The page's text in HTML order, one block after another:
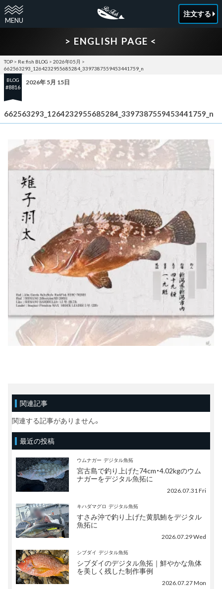
注文する
> ENGLISH PAGE <
TOP > Re:fish BLOG > 2026年05月 >
662563293_1264232955685284_3397387559453441759_n
BLOG
#8816
2026年 5月 15日
662563293_1264232955685284_3397387559453441759_n
関連記事
関連する記事がありません。
最近の投稿
ウムナガー デジタル魚拓
宮古島で釣り上げた74cm・4.02kgのウム
ナガーをデジタル魚拓に
2026.07.31 Fri
キハダマグロ デジタル魚拓
すさみ沖で釣り上げた黄肌鮪をデジタル
魚拓に
2026.07.29 Wed
シブダイ デジタル魚拓
シブダイのデジタル魚拓｜鮮やかな魚体
を美しく残した制作事例
2026.07.27 Mon